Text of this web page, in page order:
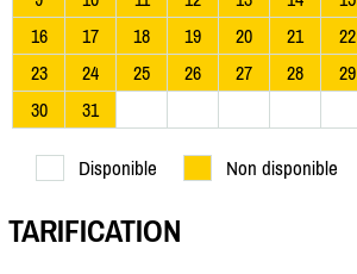
16
17 18 19 20 21
22
23
24 25 26 27 28
29
30
31
Disponible Non disponible
TARIFICATION